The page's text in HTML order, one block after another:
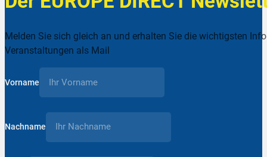
Melden Sie sich gleich an und erhalten Sie die wichtigsten
Veranstaltungen als Mail
Vorname
Nachname